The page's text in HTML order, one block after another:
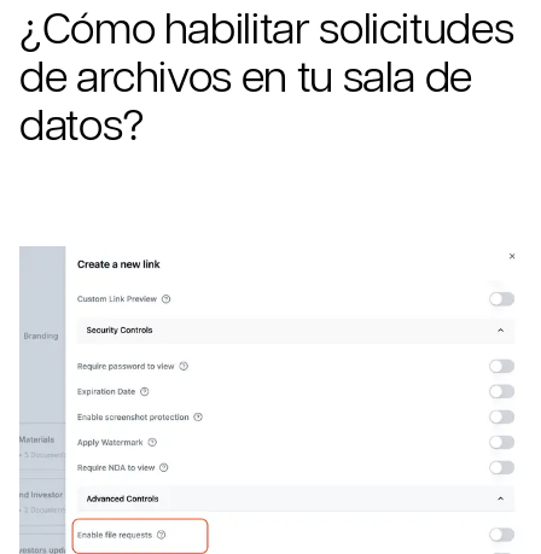
¿Cómo habilitar solicitudes
de archivos en tu sala de
datos?